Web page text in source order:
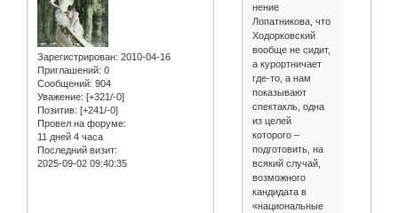
Зарегистрирован: 2010-04-16
Приглашений: 0
Сообщений: 904
Уважение: [+321/-0]
Позитив: [+241/-0]
Провел на форуме:
11 дней 4 часа
Последний визит:
2025-09-02 09:40:35
нение
Лопатникова, что
Ходорковский
вообще не сидит,
а курортничает
где-то, а нам
показывают
спектакль, одна
из целей
которого –
подготовить, на
всякий случай,
возможного
кандидата в
«национальные